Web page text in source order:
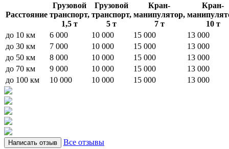
Расстояние
Грузовой
транспорт,
1,5 т
Грузовой
транспорт,
5 т
Кран-
манипулятор,
7 т
Кран-
10 т
до 10 км
6 000 10 000 15 000
13 000
до 30 км
7 000 10 000 15 000
13 000
до 50 км
8 000 10 000 15 000
13 000
до 70 км
9 000 10 000 15 000
13 000
до 100 км
10 000 10 000 15 000 13 000
Написать отзыв Все отзывы